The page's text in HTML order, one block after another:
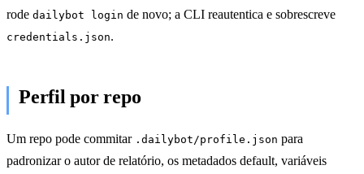
rode dailybot login de novo; a CLI reautentica e sobrescreve
credentials.json.
Perfil por repo
Um repo pode commitar .dailybot/profile.json para
padronizar o autor de relatório, os metadados default, variáveis